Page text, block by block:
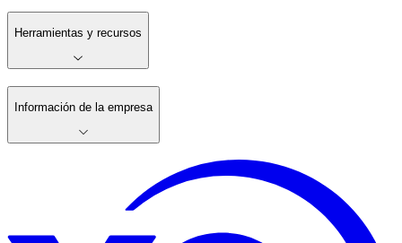
Herramientas y recursos
Información de la empresa